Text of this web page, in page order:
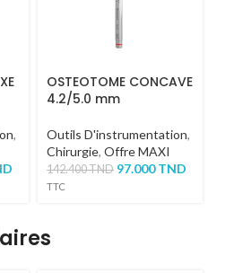
,
OSTEOTOME CONCAVE
4.2/5.0 mm
Outils D'instrumentation,
Chirurgie, Offre MAXI
142.400TND 97.000TND
TTC